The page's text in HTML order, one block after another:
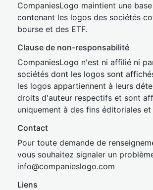
CompaniesLogo maintient une
contenant les logos des sociétés
bourse et des ETF.
Clause de non-responsabilité
CompaniesLogo n'est ni affilié ni
sociétés dont les logos sont
les logos appartiennent à leurs
droits d'auteur respectifs et sont
uniquement à des fins éditoriales
Contact
Pour toute demande de
vous souhaitez signaler un
info@companieslogo.com
Liens